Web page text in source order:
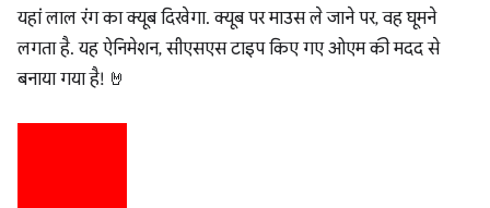
यहां लाल रंग का क्यूब दिखेगा. क्यूब पर माउस ले जाने पर, वह घूमने
लगता है. यह ऐनिमेशन, सीएसएस टाइप किए गए ओएम की मदद से
बनाया गया है! 🤘